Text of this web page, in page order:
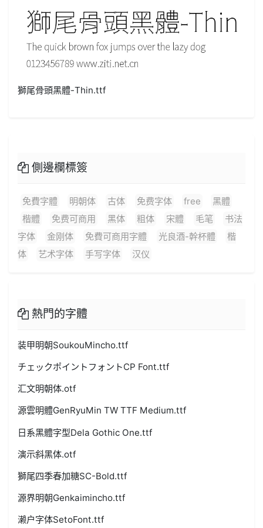
獅尾骨頭黑體-Thin.ttf
側邊欄標簽
免費字體 明朝体 古体 免费字体 free
黑體
楷體
免费可商用 黑体 粗体 宋體 毛笔
书法
字体
金刚体 免費可商用字體 光良酒-幹杯體
楷
体
艺术字体 手写字体 汉仪
熱門的字體
装甲明朝SoukouMincho.ttf
チェックポイントフォントCP Font.ttf
汇文明朝体.otf
源雲明體GenRyuMin TW TTF Medium.ttf
日系黑體字型Dela Gothic One.ttf
演示斜黑体.otf
獅尾四季春加糖SC-Bold.ttf
源界明朝Genkaimincho.ttf
濑户字体SetoFont.ttf